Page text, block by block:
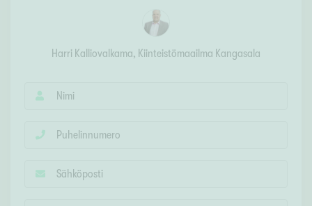
Harri Kalliovalkama, Kiinteistömaailma Kangasala